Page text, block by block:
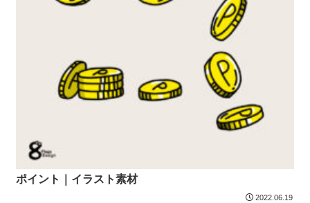
ポイント｜イラスト素材
2022.06.19